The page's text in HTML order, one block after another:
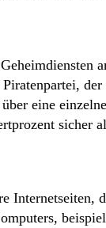
eine
sicher